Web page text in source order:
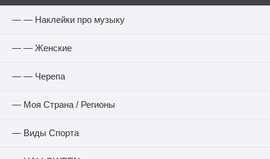
— — Наклейки про музыку
— — Женские
— — Черепа
— Моя Страна / Регионы
— Виды Спорта